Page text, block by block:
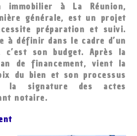
immobilier à La Réunion,
générale, est un projet
préparation et suivi.
à définir dans le cadre d’un
c’est son budget. Après la
de financement, vient la
du bien et son processus
la signature des actes
notaire.